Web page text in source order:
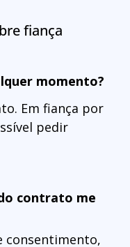
fiança
momento?
Em fiança por
pedir
contrato me
consentimento,